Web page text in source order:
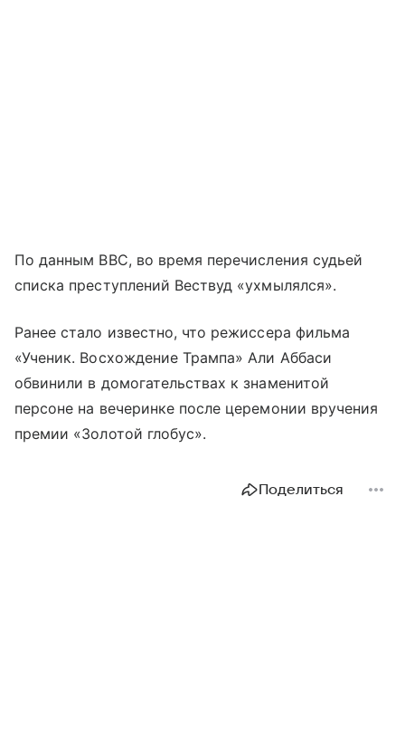
По данным BBC, во время перечисления судьей
списка преступлений Вествуд «ухмылялся».
Ранее стало известно, что режиссера фильма
«Ученик. Восхождение Трампа» Али Аббаси
обвинили в домогательствах к знаменитой
персоне на вечеринке после церемонии вручения
премии «Золотой глобус».
Поделиться